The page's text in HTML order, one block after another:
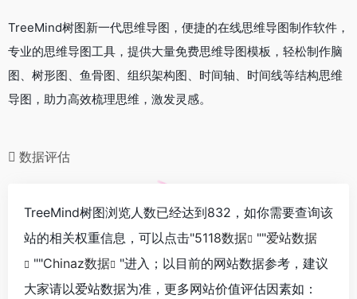
TreeMind树图新一代思维导图，便捷的在线思维导图制作软件，
专业的思维导图工具，提供大量免费思维导图模板，轻松制作脑
图、树形图、鱼骨图、组织架构图、时间轴、时间线等结构思维
导图，助力高效梳理思维，激发灵感。
数据评估
TreeMind树图浏览人数已经达到832，如你需要查询该
站的相关权重信息，可以点击"5118数据 ""爱站数据
""Chinaz数据
"进入；以目前的网站数据参考，建议
大家请以爱站数据为准，更多网站价值评估因素如：